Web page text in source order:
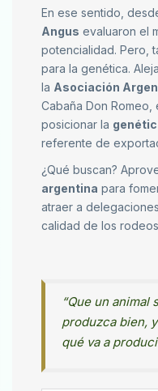
En ese sentido,
Angus evaluaron el
potencialidad. Pero,
para la genética.
la Asociación
Cabaña Don
posicionar la
referente de
¿Qué buscan?
argentina para
atraer a
calidad de los
“Que un
produzca bien,
qué va a